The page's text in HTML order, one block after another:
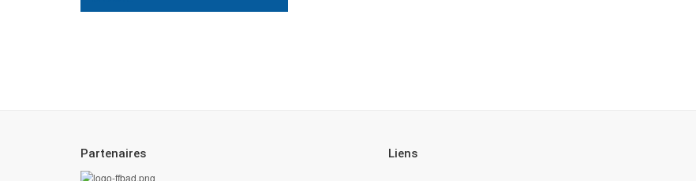
Partenaires Liens